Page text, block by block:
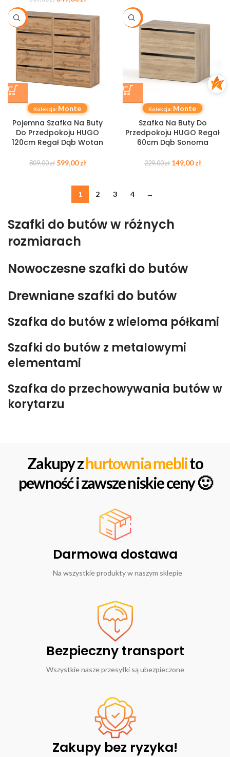
-26%
Kolekcja: Monte
Pojemna Szafka Na Buty
Do Przedpokoju HUGO
120cm Regał Dąb Wotan
809,00zł 599,00zł
-35%
Kolekcja: Monte
Szafka Na Buty Do
Przedpokoju HUGO Regał
60cm Dąb Sonoma
229,00zł 149,00zł
1 2 3 4 →
Szafki do butów w różnych
rozmiarach
Nowoczesne szafki do butów
Drewniane szafki do butów
Szafka do butów z wieloma półkami
Szafki do butów z metalowymi
elementami
Szafka do przechowywania butów w
korytarzu
Zakupy zhurtownia meblito
pewność i zawsze niskie ceny 🙂
Darmowa dostawa
Na wszystkie produkty w naszym sklepie
Bezpieczny transport
Wszystkie nasze przesyłki są ubezpieczone
Zakupy bez ryzyka!